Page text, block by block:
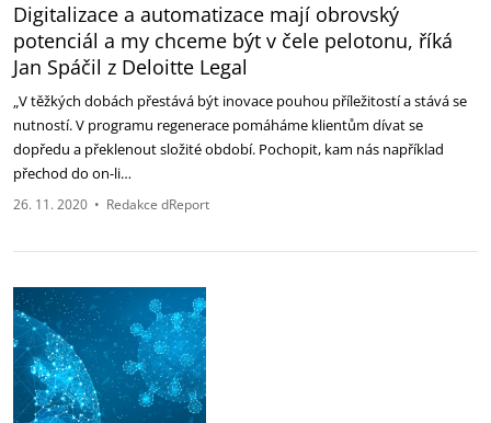
Digitalizace a automatizace mají obrovský
potenciál a my chceme být v čele pelotonu, říká
Jan Spáčil z Deloitte Legal
„V těžkých dobách přestává být inovace pouhou příležitostí a stává se
nutností. V programu regenerace pomáháme klientům dívat se
dopředu a překlenout složité období. Pochopit, kam nás například
přechod do on-li…
26. 11. 2020 • Redakce dReport